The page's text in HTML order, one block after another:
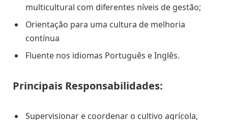
multicultural com diferentes níveis de gestão;
Orientação para uma cultura de melhoria
contínua
Fluente nos idiomas Português e Inglês.
Principais Responsabilidades:
Supervisionar e coordenar o cultivo agrícola,